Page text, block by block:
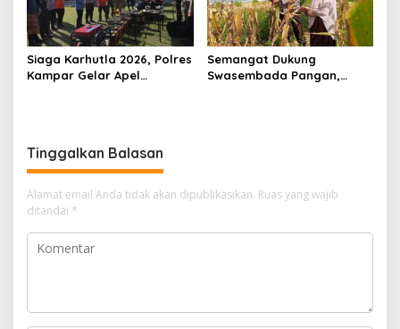
Siaga Karhutla 2026, Polres
Kampar Gelar Apel
Semangat Dukung
Swasembada Pangan,
Tinggalkan Balasan
Alamat email Anda tidak akan dipublikasikan. Ruas yang wajib
ditandai *